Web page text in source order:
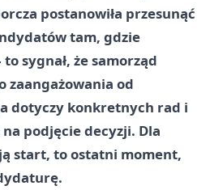
postanowiła przesunąć
tam, gdzie
sygnał, że samorząd
zaangażowania od
dotyczy konkretnych rad i
podjęcie decyzji. Dla
start, to ostatni moment,